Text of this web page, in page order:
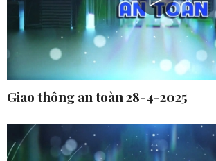
Giao thông an toàn 28-4-2025